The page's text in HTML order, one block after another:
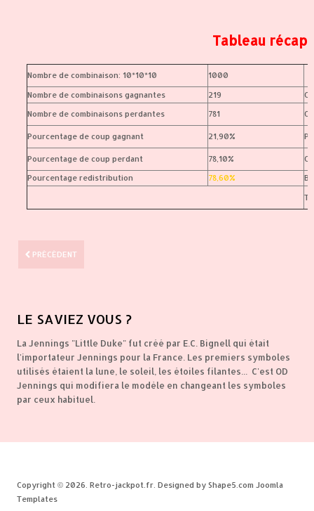
Tableau
Nombre de combinaison: 10*10*10
1000
Nombre de combinaisons gagnantes
219
Nombre de combinaisons perdantes
781
Pourcentage de coup gagnant 21,90%
Pourcentage de coup perdant 78,10%
Pourcentage redistribution
78,60%
PRÉCÉDENT
LE SAVIEZ VOUS ?
La Jennings "Little Duke" fut créé par E.C. Bignell qui était
l'importateur Jennings pour la France. Les premiers symboles
utilisés étaient la lune, le soleil, les étoiles filantes... C'est OD
Jennings qui modifiera le modèle en changeant les symboles
par ceux habituel.
Copyright © 2026. Retro-jackpot.fr. Designed by Shape5.com Joomla
Templates